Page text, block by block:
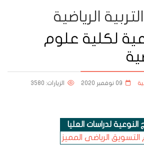
الرياضية
لكلية علوم
09 نوفمبر 2020 الزيارات: 3580
النوعية لدراسات العليا
التسويق الرياضى المميز